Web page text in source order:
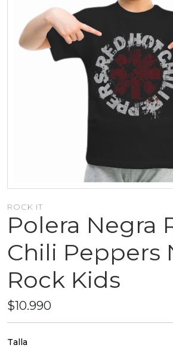
ROCK IT
Polera Negra
Chili Peppers
Rock Kids
$10.990
Talla